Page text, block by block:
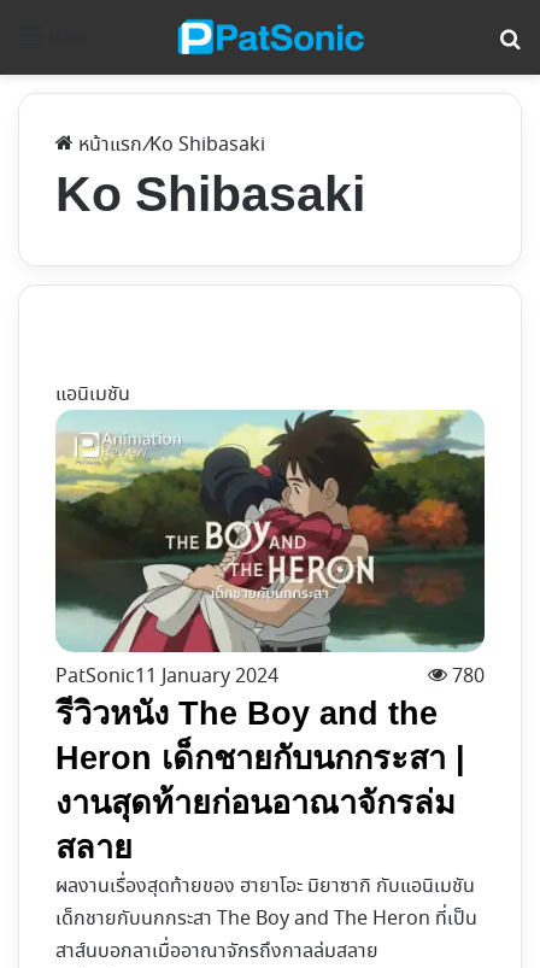
หน้าแรก/Ko Shibasaki
Ko Shibasaki
แอนิเมชัน
PatSonic11 January 2024 780
รีวิวหนัง The Boy and the
Heron เด็กชายกับนกกระสา |
งานสุดท้ายก่อนอาณาจักรล่ม
สลาย
ผลงานเรื่องสุดท้ายของ ฮายาโอะ มิยาซากิ กับแอนิเมชัน
เด็กชายกับนกกระสา The Boy and The Heron ที่เป็น
สาส์นบอกลาเมื่ออาณาจักรถึงกาลล่มสลาย